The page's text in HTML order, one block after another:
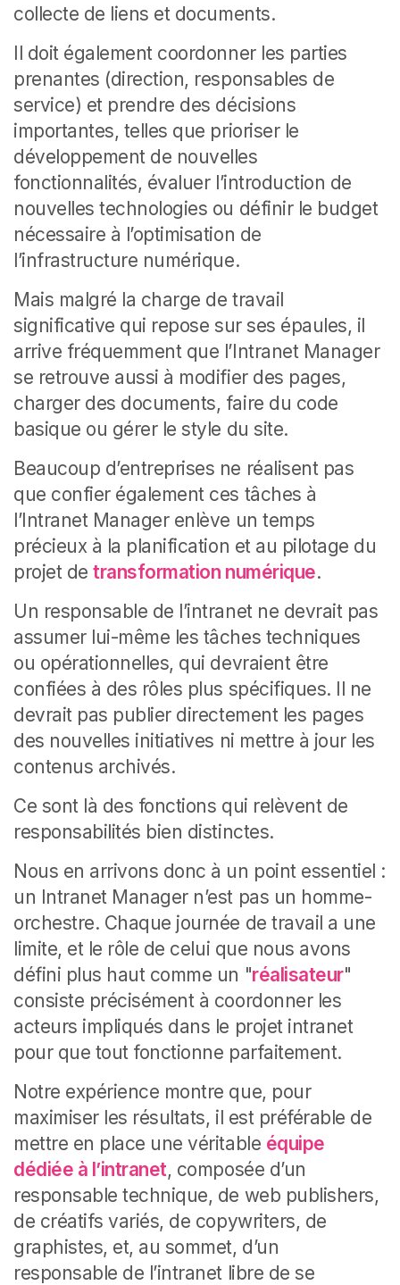
collecte de liens et documents.
Il doit également coordonner les parties
prenantes (direction, responsables de
service) et prendre des décisions
importantes, telles que prioriser le
développement de nouvelles
fonctionnalités, évaluer l’introduction de
nouvelles technologies ou définir le budget
nécessaire à l’optimisation de
l’infrastructure numérique.
Mais malgré la charge de travail
significative qui repose sur ses épaules, il
arrive fréquemment que l’Intranet Manager
se retrouve aussi à modifier des pages,
charger des documents, faire du code
basique ou gérer le style du site.
Beaucoup d’entreprises ne réalisent pas
que confier également ces tâches à
l’Intranet Manager enlève un temps
précieux à la planification et au pilotage du
projet detransformation numérique.
Un responsable de l’intranet ne devrait pas
assumer lui-même les tâches techniques
ou opérationnelles, qui devraient être
confiées à des rôles plus spécifiques. Il ne
devrait pas publier directement les pages
des nouvelles initiatives ni mettre à jour les
contenus archivés.
Ce sont là des fonctions qui relèvent de
responsabilités bien distinctes.
Nous en arrivons donc à un point essentiel :
un Intranet Manager n’est pas un homme-
orchestre. Chaque journée de travail a une
limite, et le rôle de celui que nous avons
défini plus haut comme un "réalisateur"
consiste précisément à coordonner les
acteurs impliqués dans le projet intranet
pour que tout fonctionne parfaitement.
Notre expérience montre que, pour
maximiser les résultats, il est préférable de
mettre en place une véritable équipe
dédiée à l’intranet, composée d’un
responsable technique, de web publishers,
de créatifs variés, de copywriters, de
graphistes, et, au sommet, d’un
responsable de l’intranet libre de se